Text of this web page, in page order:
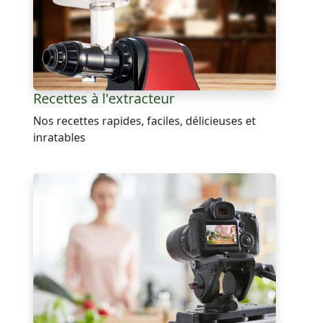
Recettes à l'extracteur
Nos recettes rapides, faciles, délicieuses et
inratables